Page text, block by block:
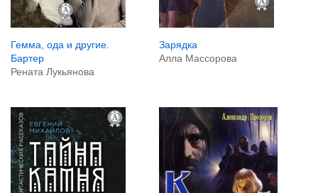
Гемма, ода и другие.
Бартер
Рената Лукьянова
Зарядка
Алла Массорова